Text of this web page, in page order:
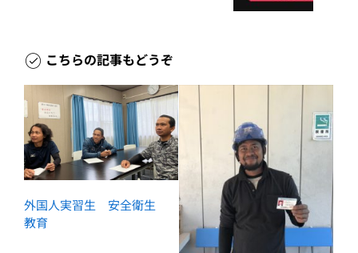
こちらの記事もどうぞ
外国人実習生 安全衛生
教育